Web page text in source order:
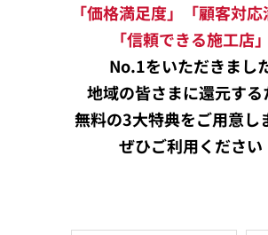
「価格満足度」「顧客対応
「信頼できる施工店」
No.1をいただきまし
地域の皆さまに還元する
無料の3大特典をご用意し
ぜひご利用ください